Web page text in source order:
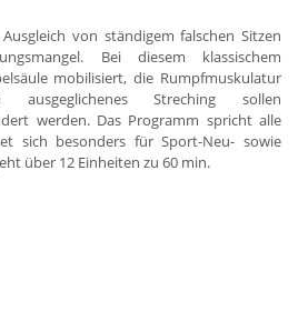
von ständigem falschen Sitzen
Bei diesem klassischem
mobilisiert, die Rumpfmuskulatur
Streching sollen
werden. Das Programm spricht alle
sich besonders für Sport-Neu- sowie
über 12 Einheiten zu 60 min.